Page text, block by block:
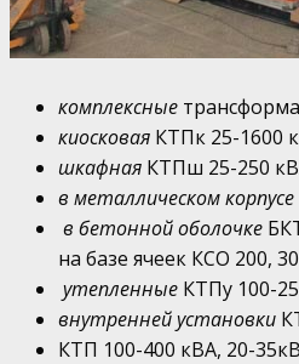
комплексные
киосковая КТПк 25-1600
шкафная КТПш 25-250
в металлическом корпусе
в бетонной оболочке
на базе ячеек КСО 200,
утепленные КТПу 100-
внутренней установки
КТП 100-400 кВА, 20-35кВ